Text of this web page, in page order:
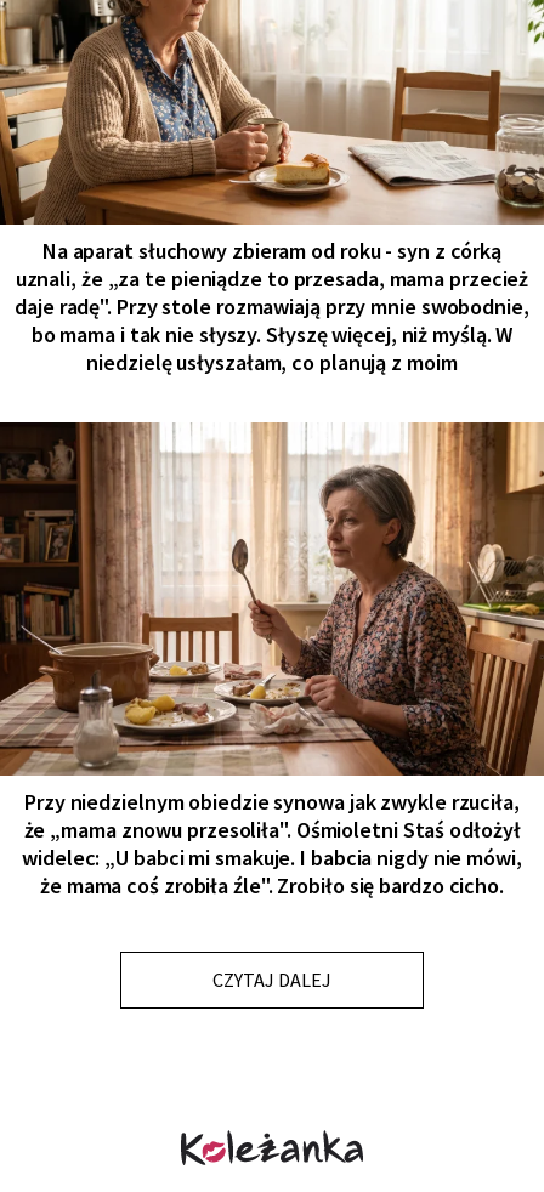
Na aparat słuchowy zbieram od roku - syn z córką
uznali, że „za te pieniądze to przesada, mama przecież
daje radę". Przy stole rozmawiają przy mnie swobodnie,
bo mama i tak nie słyszy. Słyszę więcej, niż myślą. W
niedzielę usłyszałam, co planują z moim
Przy niedzielnym obiedzie synowa jak zwykle rzuciła,
że „mama znowu przesoliła". Ośmioletni Staś odłożył
widelec: „U babci mi smakuje. I babcia nigdy nie mówi,
że mama coś zrobiła źle". Zrobiło się bardzo cicho.
CZYTAJ DALEJ